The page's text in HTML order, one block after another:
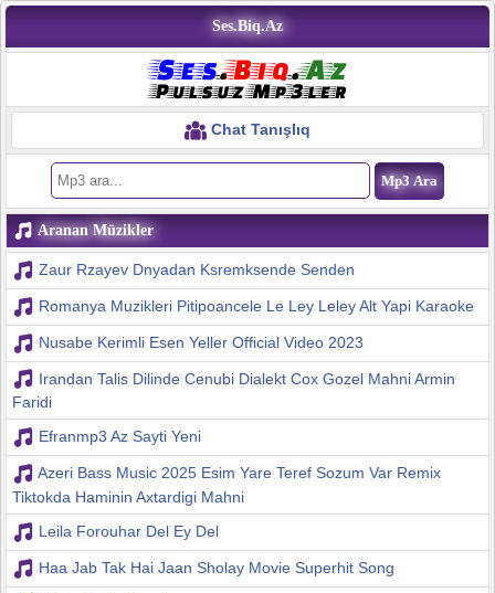
Ses.Biq.Az
Chat Tanışlıq
Aranan Müzikler
Zaur Rzayev Dnyadan Ksremksende Senden
Romanya Muzikleri Pitipoancele Le Ley Leley Alt Yapi Karaoke
Nusabe Kerimli Esen Yeller Official Video 2023
Irandan Talis Dilinde Cenubi Dialekt Cox Gozel Mahni Armin
Faridi
Efranmp3 Az Sayti Yeni
Azeri Bass Music 2025 Esim Yare Teref Sozum Var Remix
Tiktokda Haminin Axtardigi Mahni
Leila Forouhar Del Ey Del
Haa Jab Tak Hai Jaan Sholay Movie Superhit Song